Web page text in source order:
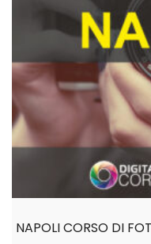
NAPOLI CORSO DI